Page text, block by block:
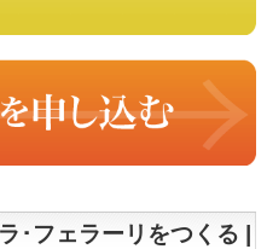
･フェラーリをつくる |